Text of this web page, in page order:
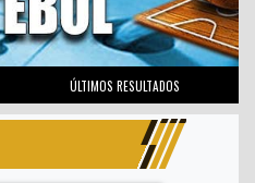
ÚLTIMOS RESULTADOS